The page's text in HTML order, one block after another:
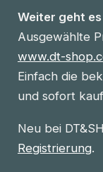
Weiter geht es
Ausgewählte
www.dt-
Einfach die
und sofort
Neu bei
Registrierung.